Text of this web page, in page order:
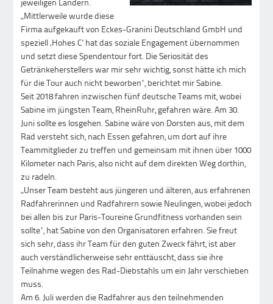
„Mittlerweile wurde diese
Firma aufgekauft von Eckes-Granini Deutschland GmbH und
speziell ‚Hohes C‘ hat das soziale Engagement übernommen
und setzt diese Spendentour fort. Die Seriosität des
Getränkeherstellers war mir sehr wichtig, sonst hätte ich mich
für die Tour auch nicht beworben“, berichtet mir Sabine.
Seit 2018 fahren inzwischen fünf deutsche Teams mit, wobei
Sabine im jüngsten Team, RheinRuhr, gefahren wäre. Am 30.
Juni sollte es losgehen. Sabine wäre von Dorsten aus, mit dem
Rad versteht sich, nach Essen gefahren, um dort auf ihre
Teammitglieder zu treffen und gemeinsam mit ihnen über 1000
Kilometer nach Paris, also nicht auf dem direkten Weg dorthin,
zu radeln.
„Unser Team besteht aus jüngeren und älteren, aus erfahrenen
Radfahrerinnen und Radfahrern sowie Neulingen, wobei jedoch
bei allen bis zur Paris-Toureine Grundfitness vorhanden sein
sollte“, hat Sabine von den Organisatoren erfahren. Sie freut
sich sehr, dass ihr Team für den guten Zweck fährt, ist aber
auch verständlicherweise sehr enttäuscht, dass sie ihre
Teilnahme wegen des Rad-Diebstahls um ein Jahr verschieben
muss.
Am 6. Juli werden die Radfahrer aus den teilnehmenden